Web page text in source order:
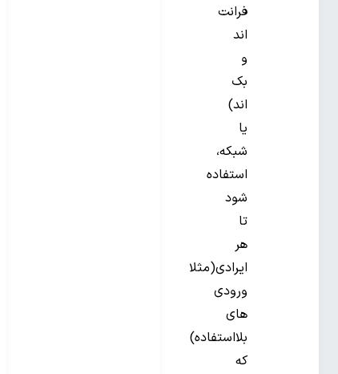
فرانت
اند
و
بک
اند)
یا
شبکه،
استفاده
شود
تا
هر
ایرادی(مثلا
ورودی
های
بلااستفاده)
که